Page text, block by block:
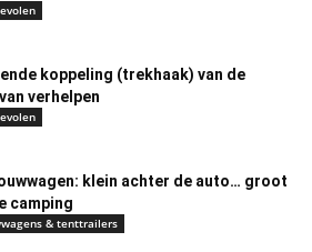
koppeling (trekhaak) van de
verhelpen
klein achter de auto… groot
camping
& tenttrailers